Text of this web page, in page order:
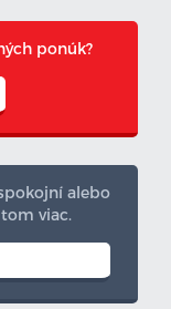
ponúk?
alebo
viac.